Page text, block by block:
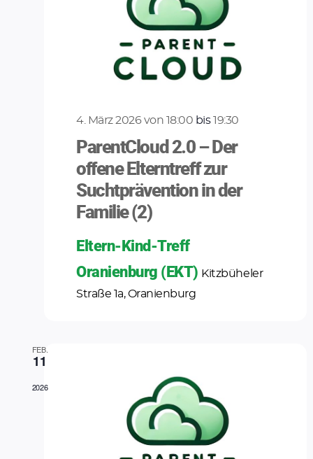
4. März 2026 von 18:00 bis19:30
ParentCloud 2.0 – Der
offene Elterntreff zur
Suchtprävention in der
Familie (2)
Eltern-Kind-Treff
Oranienburg (EKT) Kitzbüheler
Straße 1a, Oranienburg
FEB.
11
2026